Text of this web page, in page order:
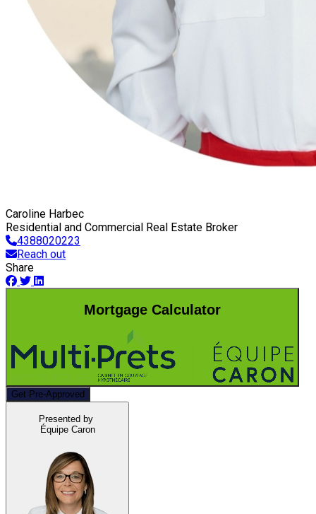
Caroline Harbec
Residential and Commercial Real Estate Broker
4388020223
Reach out
Share
Mortgage Calculator
Get Pre-Approved
Presented by
Équipe Caron